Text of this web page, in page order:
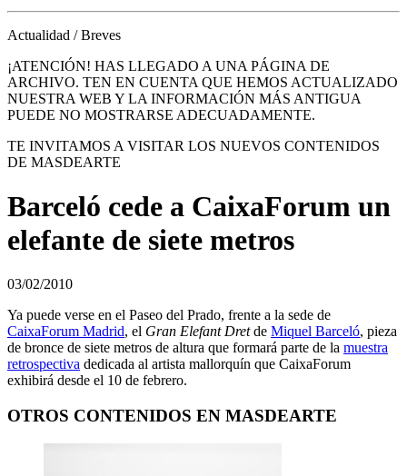
Actualidad / Breves
¡ATENCIÓN! HAS LLEGADO A UNA PÁGINA DE
ARCHIVO. TEN EN CUENTA QUE HEMOS ACTUALIZADO
NUESTRA WEB Y LA INFORMACIÓN MÁS ANTIGUA
PUEDE NO MOSTRARSE ADECUADAMENTE.
TE INVITAMOS A VISITAR LOS NUEVOS CONTENIDOS
DE MASDEARTE
Barceló cede a CaixaForum un
elefante de siete metros
03/02/2010
Ya puede verse en el Paseo del Prado, frente a la sede de
CaixaForum Madrid, el Gran Elefant Dretde Miquel Barceló, pieza
de bronce de siete metros de altura que formará parte de la muestra
retrospectiva dedicada al artista mallorquín que CaixaForum
exhibirá desde el 10 de febrero.
OTROS CONTENIDOS EN MASDEARTE